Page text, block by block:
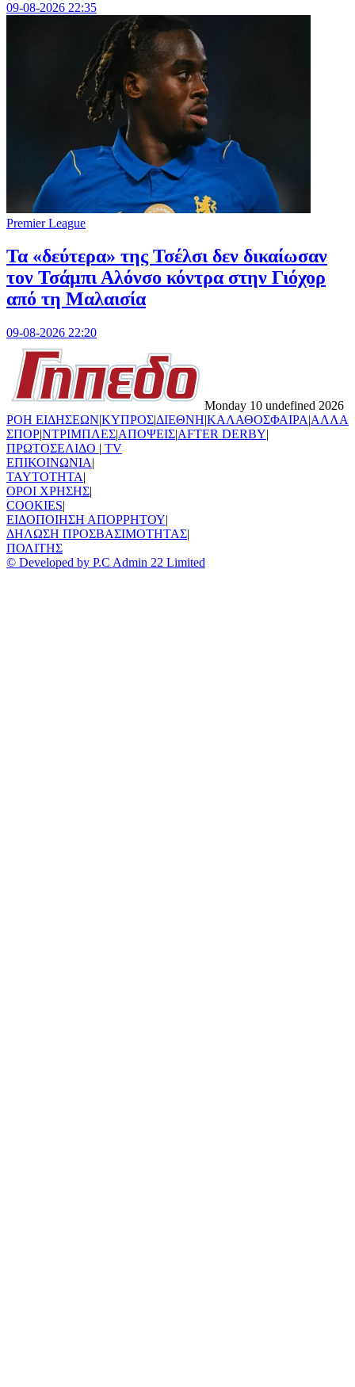
09-08-2026 22:35
Premier League
Τα «δεύτερα» της Τσέλσι δεν δικαίωσαν
τον Τσάμπι Αλόνσο κόντρα στην Γιόχορ
από τη Μαλαισία
09-08-2026 22:20
Monday 10 undefined 2026
ΡΟΗ ΕΙΔΗΣΕΩΝ|ΚΥΠΡΟΣ|ΔΙΕΘΝΗ|ΚΑΛΑΘΟΣΦΑΙΡΑ|ΑΛΛΑ
ΣΠΟΡ|ΝΤΡΙΜΠΛΕΣ|ΑΠΟΨΕΙΣ|AFTER DERBY|
ΠΡΩΤΟΣΕΛΙΔΟ | TV
ΕΠΙΚΟΙΝΩΝΙΑ|
TAYTOTHTA|
ΟΡΟΙ ΧΡΗΣΗΣ|
COOKIES|
ΕΙΔΟΠΟΙΗΣΗ ΑΠΟΡΡΗΤΟΥ|
ΔΗΛΩΣΗ ΠΡΟΣΒΑΣΙΜΟΤΗΤΑΣ|
ΠΟΛΙΤΗΣ
© Developed by P.C Admin 22 Limited